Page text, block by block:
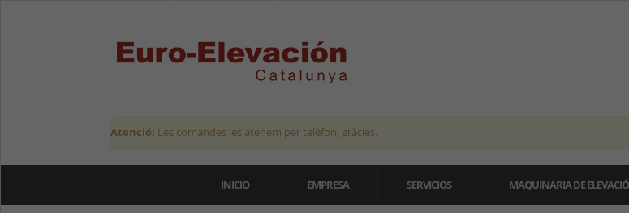
Atenció: Les comandes les atenem per telèfon, gràcies.
INICIO EMPRESA SERVICIOS MAQUINARIA DE